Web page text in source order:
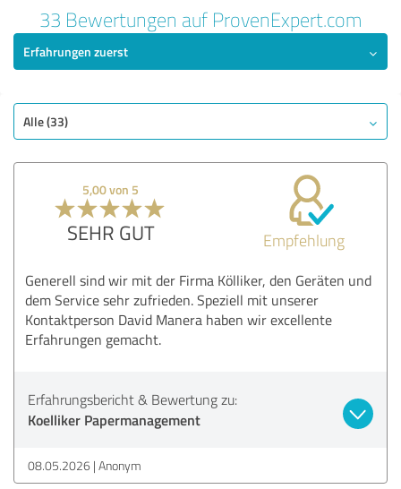
33 Bewertungen auf ProvenExpert.com
Erfahrungen zuerst
Alle (33)
5,00 von 5
SEHR GUT Empfehlung
Generell sind wir mit der Firma Kölliker, den Geräten und
dem Service sehr zufrieden. Speziell mit unserer
Kontaktperson David Manera haben wir excellente
Erfahrungen gemacht.
Erfahrungsbericht & Bewertung zu:
Koelliker Papermanagement
08.05.2026 Anonym